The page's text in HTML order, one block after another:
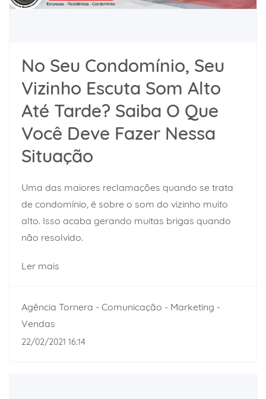
No Seu Condomínio, Seu
Vizinho Escuta Som Alto
Até Tarde? Saiba O Que
Você Deve Fazer Nessa
Situação
Uma das maiores reclamações quando se trata
de condomínio, é sobre o som do vizinho muito
alto. Isso acaba gerando muitas brigas quando
não resolvido.
Ler mais
Agência Tornera - Comunicação - Marketing -
Vendas
22/02/2021 16:14